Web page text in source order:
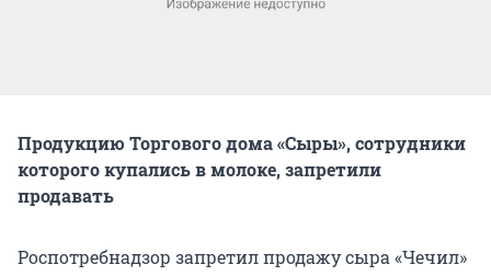
Продукцию Торгового дома «Сыры», сотрудники
которого купались в молоке, запретили
продавать
Роспотребнадзор запретил продажу сыра «Чечил»